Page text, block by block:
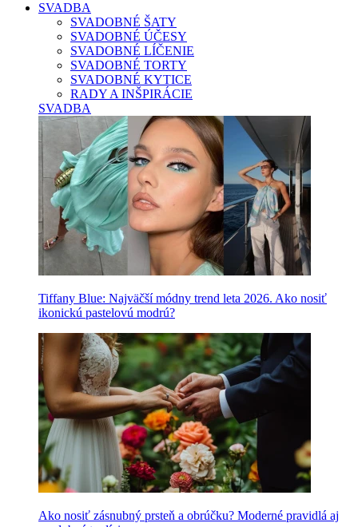
SVADBA
SVADOBNÉ ŠATY
SVADOBNÉ ÚČESY
SVADOBNÉ LÍČENIE
SVADOBNÉ TORTY
SVADOBNÉ KYTICE
RADY A INŠPIRÁCIE
SVADBA
Tiffany Blue: Najväčší módny trend leta 2026. Ako nosiť
ikonickú pastelovú modrú?
Ako nosiť zásnubný prsteň a obrúčku? Moderné pravidlá aj